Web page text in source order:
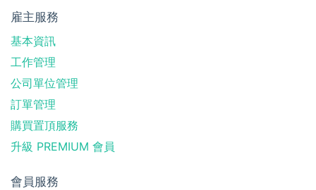
雇主服務
基本資訊
工作管理
公司單位管理
訂單管理
購買置頂服務
升級 PREMIUM 會員
會員服務